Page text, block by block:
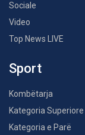
Sociale
Video
Top News LIVE
Sport
Kombëtarja
Kategoria Superiore
Kategoria e Parë